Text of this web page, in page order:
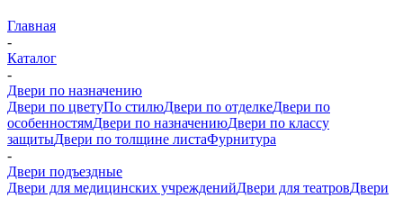
Главная
-
Каталог
-
Двери по назначению
Двери по цветуПо стилюДвери по отделкеДвери по
особенностямДвери по назначениюДвери по классу
защитыДвери по толщине листаФурнитура
-
Двери подъездные
Двери для медицинских учрежденийДвери для театровДвери